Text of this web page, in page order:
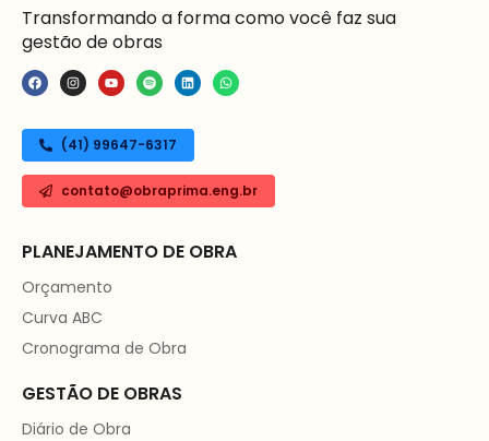
Transformando a forma como você faz sua
gestão de obras
(41) 99647-6317
contato@obraprima.eng.br
PLANEJAMENTO DE OBRA
Orçamento
Curva ABC
Cronograma de Obra
GESTÃO DE OBRAS
Diário de Obra